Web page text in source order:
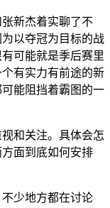
新杰着实聊了不
以夺冠为目标的战
可能就是季后赛里
有实力有前途的新
能阻挡着霸图的一
和关注。具体会怎
面到底如何安排
少地方都在讨论